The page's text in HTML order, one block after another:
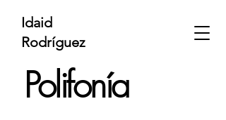
Idaid
Rodríguez
Polifonía